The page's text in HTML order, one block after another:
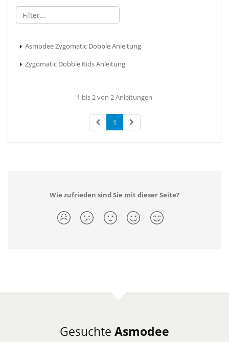
Asmodee Zygomatic Dobble Anleitung
Zygomatic Dobble Kids Anleitung
1 bis 2 von 2 Anleitungen
1
Wie zufrieden sind Sie mit dieser Seite?
Gesuchte Asmodee